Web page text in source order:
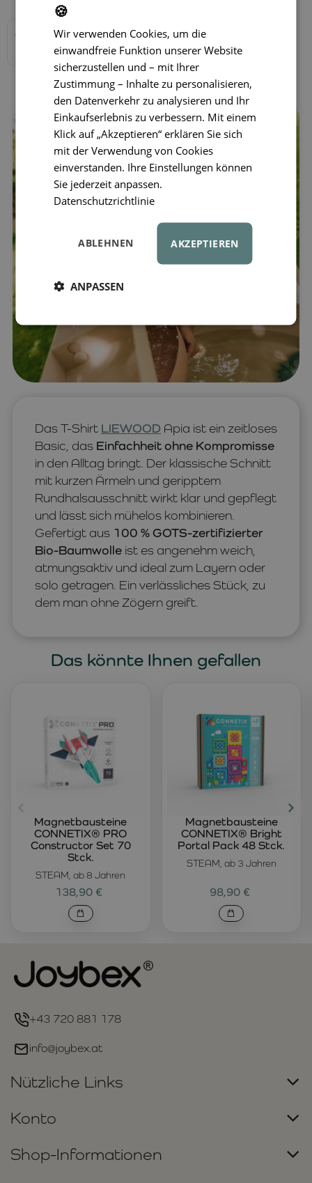
Das T-Shirt LIEWOOD Apia ist ein zeitloses
Basic, das Einfachheit ohne Kompromisse
in den Alltag bringt. Der klassische Schnitt
mit kurzen Ärmeln und geripptem
Rundhalsausschnitt wirkt klar und gepflegt
und lässt sich mühelos kombinieren.
Gefertigt aus 100 % GOTS-zertifizierter
Bio-Baumwolle ist es angenehm weich,
atmungsaktiv und ideal zum Layern oder
solo getragen. Ein verlässliches Stück, zu
dem man ohne Zögern greift.
Das könnte Ihnen gefallen
STEAM, ab 8 Jahren
Magnetbausteine
CONNETIX® PRO
Constructor Set 70
Stck.
138,90 €
STEAM, ab 3 Jahren
Magnetbausteine
CONNETIX® Bright
Portal Pack 48 Stck.
98,90 €
+43 720 881 178
info@joybex.at
Nützliche Links
Konto
Shop-Informationen
🍪
Wir verwenden Cookies, um die
einwandfreie Funktion unserer Website
sicherzustellen und – mit Ihrer
Zustimmung – Inhalte zu personalisieren,
den Datenverkehr zu analysieren und Ihr
Einkaufserlebnis zu verbessern. Mit einem
Klick auf „Akzeptieren“ erklären Sie sich
mit der Verwendung von Cookies
einverstanden. Ihre Einstellungen können
Sie jederzeit anpassen.
Datenschutzrichtlinie
AKZEPTIEREN
ABLEHNEN
ANPASSEN